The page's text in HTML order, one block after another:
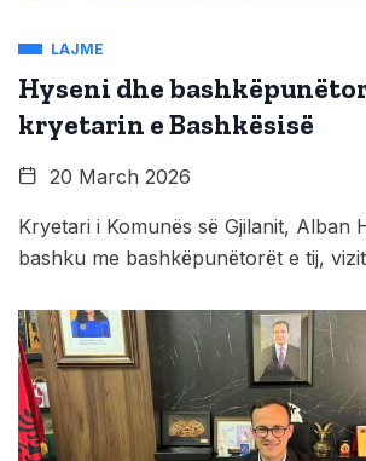
LAJME
Hyseni dhe
kryetarin e Bashkësisë
20 March 2026
Kryetari i Komunës së Gjilanit, Alban
bashku me bashkëpunëtorët e tij,